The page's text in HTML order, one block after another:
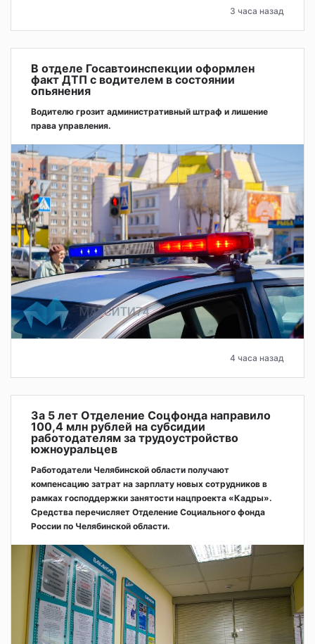
3 часа назад
В отделе Госавтоинспекции оформлен
факт ДТП с водителем в состоянии
опьянения
Водителю грозит административный штраф и лишение
права управления.
4 часа назад
За 5 лет Отделение Соцфонда направило
100,4 млн рублей на субсидии
работодателям за трудоустройство
южноуральцев
Работодатели Челябинской области получают
компенсацию затрат на зарплату новых сотрудников в
рамках господдержки занятости нацпроекта «Кадры».
Средства перечисляет Отделение Социального фонда
России по Челябинской области.